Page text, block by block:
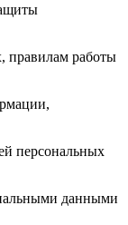
правилам работы
персональных
данными